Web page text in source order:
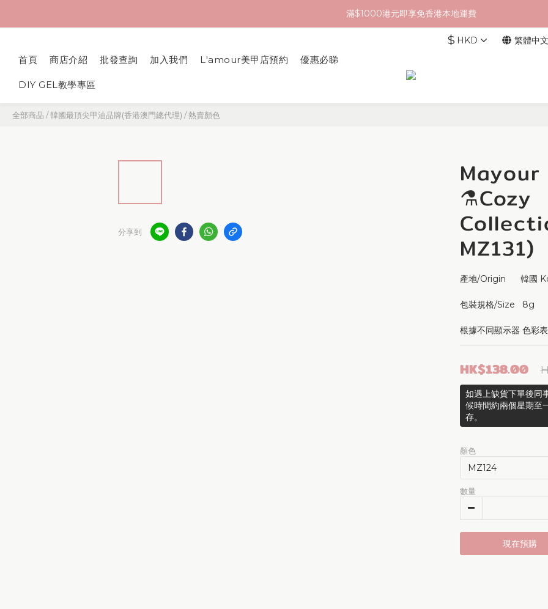
滿$1000港元即享免香港本地運費
$ HKD 繁體中文
首頁 商店介紹 批發查詢 加入我們 L'amour美甲店預約 優惠必睇
DIY GEL教學專區
全部商品 /韓國最頂尖甲油品牌(香港澳門總代理) /熱賣顏色
分享到
⚗️Cozy
MZ131)
產地/Origin      韓國
包裝規格/Size   8g
根據不同顯示器 色彩
HK$138.00
如遇上缺貨下單後同
候時間約兩個星期至
存。
顏色
數量
現在預購